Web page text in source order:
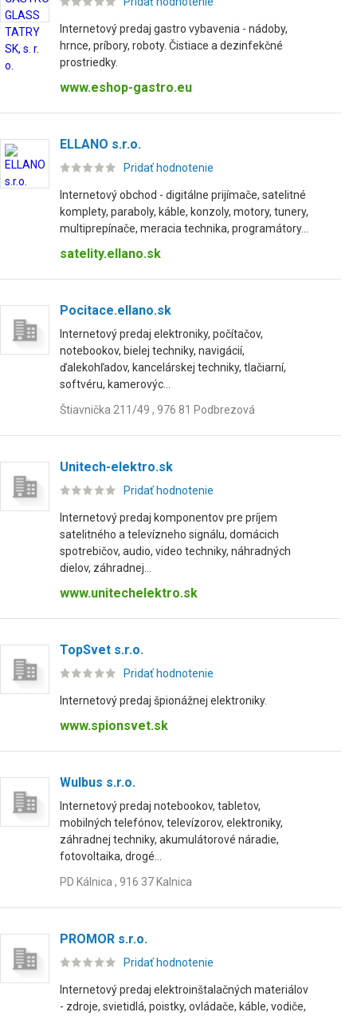
Internetový predaj gastro vybavenia - nádoby,
hrnce, príbory, roboty. Čistiace a dezinfekčné
prostriedky.
www.eshop-gastro.eu
ELLANO s.r.o.
Pridať hodnotenie
Internetový obchod - digitálne prijímače, satelitné
komplety, paraboly, káble, konzoly, motory, tunery,
multiprepínače, meracia technika, programátory...
satelity.ellano.sk
Pocitace.ellano.sk
Internetový predaj elektroniky, počítačov,
notebookov, bielej techniky, navigácií,
ďalekohľadov, kancelárskej techniky, tlačiarní,
softvéru, kamerovýc...
Štiavnička 211/49 , 976 81 Podbrezová
Unitech-elektro.sk
Pridať hodnotenie
Internetový predaj komponentov pre príjem
satelitného a televízneho signálu, domácich
spotrebičov, audio, video techniky, náhradných
dielov, záhradnej...
www.unitechelektro.sk
TopSvet s.r.o.
Pridať hodnotenie
Internetový predaj špionážnej elektroniky.
www.spionsvet.sk
Wulbus s.r.o.
Internetový predaj notebookov, tabletov,
mobilných telefónov, televízorov, elektroniky,
záhradnej techniky, akumulátorové náradie,
fotovoltaika, drogé...
PD Kálnica , 916 37 Kalnica
PROMOR s.r.o.
Pridať hodnotenie
Internetový predaj elektroinštalačných materiálov
- zdroje, svietidlá, poistky, ovládače, káble, vodiče,